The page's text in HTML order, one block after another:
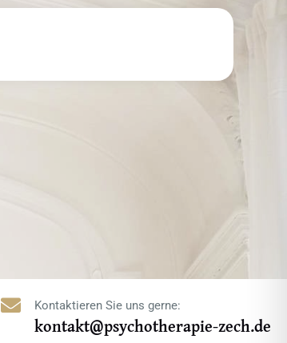
 Kontaktieren Sie uns gerne:
kontakt@psychotherapie-zech.de